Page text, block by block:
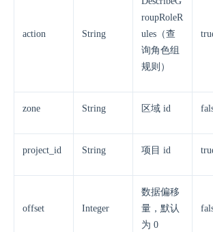
action String
roupRoleR
ules（查
询角色组
规则）
zone String 区域 id
project_id String 项目 id
offset Integer
数据偏移
量，默认
为 0